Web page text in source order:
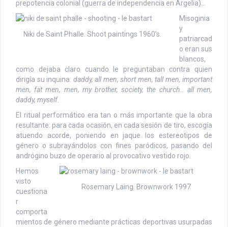
prepotencia colonial (guerra de independencia en Argelia)…
Niki de Saint Phalle. Shoot paintings 1960’s.
Misoginia
y
patriarcad
o eran sus
blancos,
como dejaba claro cuando le preguntaban contra quien
dirigía su inquina: daddy, all men, short men, tall men, important
men, fat men, men, my brother, society, the church… all men,
daddy, myself.
El ritual performático era tan o más importante que la obra
resultante: para cada ocasión, en cada sesión de tiro, escogía
atuendo acorde, poniendo en jaque los estereotipos de
género o subrayándolos con fines paródicos, pasando del
andrógino buzo de operario al provocativo vestido rojo.
Rosemary Laing. Brownwork 1997
Hemos
visto
cuestiona
r
comporta
mientos de género mediante prácticas deportivas usurpadas